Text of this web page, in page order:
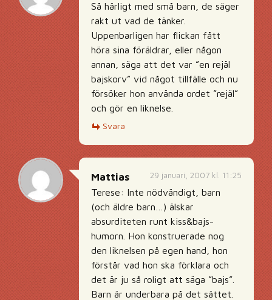
Så härligt med små barn, de säger
rakt ut vad de tänker.
Uppenbarligen har flickan fått
höra sina föräldrar, eller någon
annan, säga att det var ”en rejäl
bajskorv” vid något tillfälle och nu
försöker hon använda ordet ”rejäl”
och gör en liknelse.
Svara
29 januari, 2007 kl. 11:25
Mattias
Terese: Inte nödvändigt, barn
(och äldre barn…) älskar
absurditeten runt kiss&bajs-
humorn. Hon konstruerade nog
den liknelsen på egen hand, hon
förstår vad hon ska förklara och
det är ju så roligt att säga ”bajs”.
Barn är underbara på det sättet.